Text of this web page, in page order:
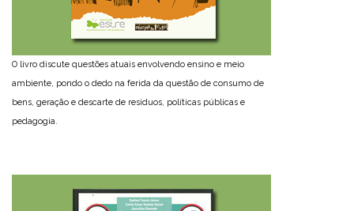
O livro discute questões atuais envolvendo ensino e meio
ambiente, pondo o dedo na ferida da questão de consumo de
bens, geração e descarte de resíduos, políticas públicas e
pedagogia.